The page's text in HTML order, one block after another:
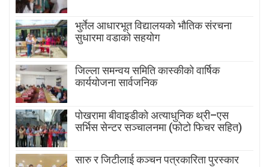
भुर्तेल आधारभूत विद्यालयको भौतिक संरचना
सुधारमा वडाको सहयोग
जिल्ला समन्वय समिति कास्कीको वार्षिक
कार्ययोजना सार्वजनिक
पोखरामा बीवाइडीको अत्याधुनिक थ्री–एस
सर्भिस सेन्टर सञ्चालनमा (फोटो फिचर सहित)
सारु र जिटीलाई कञ्चन पत्रकारिता पुरस्कार